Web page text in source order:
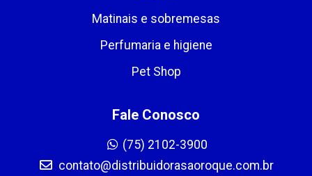
Matinais e sobremesas
Perfumaria e higiene
Pet Shop
Fale Conosco
(75) 2102-3900
contato@distribuidorasaoroque.com.br